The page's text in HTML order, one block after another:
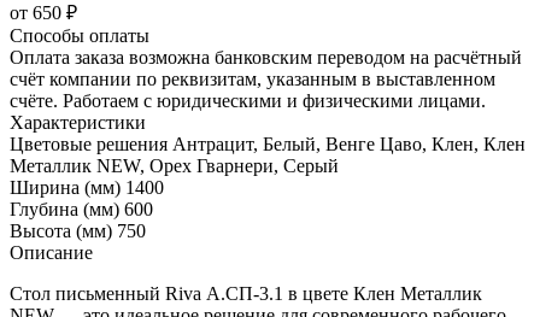
от 650 ₽
Способы оплаты
Оплата заказа возможна банковским переводом на расчётный
счёт компании по реквизитам, указанным в выставленном
счёте. Работаем с юридическими и физическими лицами.
Характеристики
Цветовые решения Антрацит, Белый, Венге Цаво, Клен, Клен
Металлик NEW, Орех Гварнери, Серый
Ширина (мм) 1400
Глубина (мм) 600
Высота (мм) 750
Описание
Стол письменный Riva А.СП-3.1 в цвете Клен Металлик